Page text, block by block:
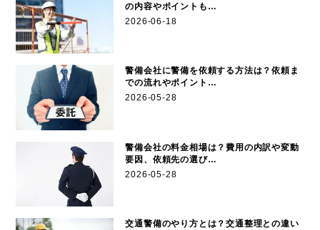
の内容やポイントも…
2026-06-18
警備会社に警備を依頼する方法は？依頼ま
での流れやポイント…
2026-05-28
警備会社の料金相場は？費用の内訳や変動
要因、依頼先の選び…
2026-05-28
交通警備のやり方とは？交通整理との違い